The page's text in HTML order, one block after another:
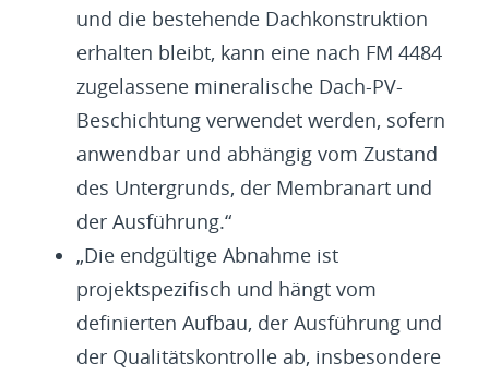
und die bestehende Dachkonstruktion
erhalten bleibt, kann eine nach FM 4484
zugelassene mineralische Dach-PV-
Beschichtung verwendet werden, sofern
anwendbar und abhängig vom Zustand
des Untergrunds, der Membranart und
der Ausführung.“
„Die endgültige Abnahme ist
projektspezifisch und hängt vom
definierten Aufbau, der Ausführung und
der Qualitätskontrolle ab, insbesondere